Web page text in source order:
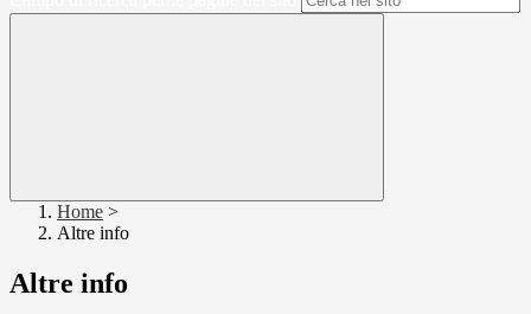
Home >
Altre info
Altre info